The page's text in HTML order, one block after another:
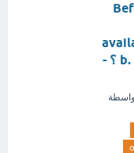
b. ignore c. forget d. reject ؟ -